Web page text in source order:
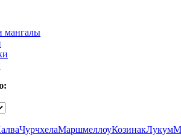
мангалы
ЧурчхелаМаршмеллоуКозинакЛукум